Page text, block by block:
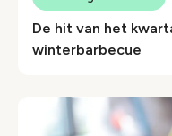
De hit van het
winterbarbecue